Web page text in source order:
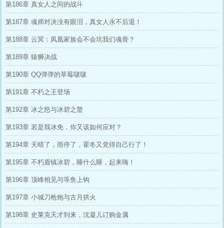
第186章 真女人之间的战斗
第187章 魂师对决没有眼泪，真女人永不后退！
第188章 云冥：凤凰家族会不会坑我们魂骨？
第189章 猿狮决战
第190章 QQ弹弹的草莓啵啵
第191章 不朽之王登场
第192章 冰之怒与冰碧之螯
第193章 若是我冰免，你又该如何应对？
第194章 天晴了，雨停了，霍冬又觉得自己行了！
第195章 不朽盾镇冰碧，睡什么睡，起来嗨！
第196章 顶峰相见与等鱼上钩
第197章 小城刀枪炮与古月拱火
第198章 史莱克天才到来，沈凝儿订购金属